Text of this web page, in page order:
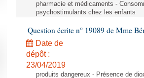
pharmacie et médicaments -
psychostimulants chez les enfants
Question écrite n° 19089 de Mme
Date de
dépôt :
23/04/2019
produits dangereux - Présence de